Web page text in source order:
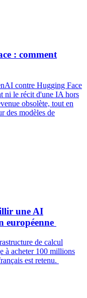
: comment
contre Hugging Face
ni le récit d'une IA hors
obsolète, tout en
des modèles de
une AI
européenne
de calcul
à acheter 100 millions
est retenu.